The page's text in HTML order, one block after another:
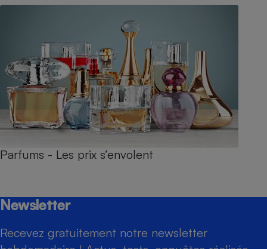
Parfums - Les prix s’envolent
Newsletter
Recevez gratuitement notre newsletter